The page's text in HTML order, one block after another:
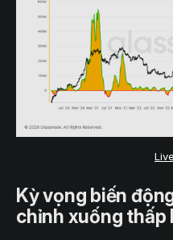
Kỳ vọng biến
chỉnh xuống thấp